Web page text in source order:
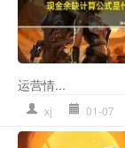
运营情...
xj 01-07